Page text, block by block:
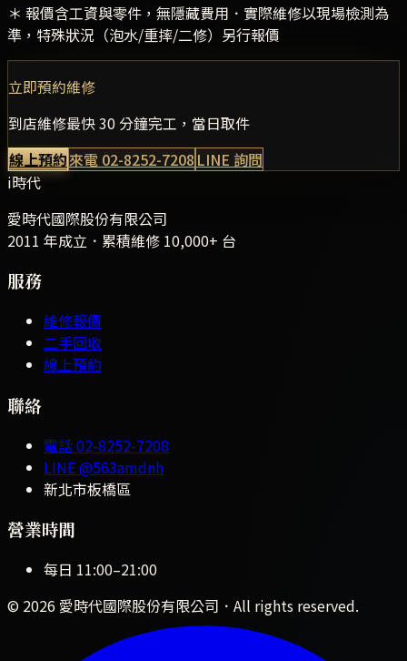
＊ 報價含工資與零件，無隱藏費用．實際維修以現場檢測為
準，特殊狀況（泡水/重摔/二修）另行報價
立即預約維修
到店維修最快 30 分鐘完工，當日取件
線上預約來電 02-8252-7208 LINE 詢問
i時代
愛時代國際股份有限公司
2011 年成立．累積維修 10,000+ 台
服務
維修報價
二手回收
線上預約
聯絡
電話02-8252-7208
LINE@563amdnh
新北市板橋區
營業時間
每日 11:00–21:00
© 2026 愛時代國際股份有限公司 ．All rights reserved.